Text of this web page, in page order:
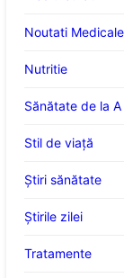
Noutati Medicale
Nutritie
Sănătate de la A
Stil de viaţă
Ştiri sănătate
Știrile zilei
Tratamente